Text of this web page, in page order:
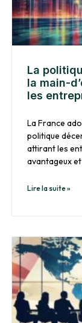
La
la main-
les
La France
politique
attirant les
avantageux et
Lire la suite »